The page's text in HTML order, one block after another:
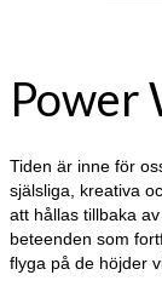
Power
Tiden är inne för
själsliga, kreativa
att hållas tillbaka
beteenden som
flyga på de höjder